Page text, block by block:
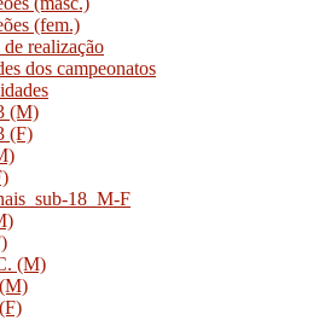
(fem.)
realização
dos campeonatos
(M)
(F)
18_M-F
(M)